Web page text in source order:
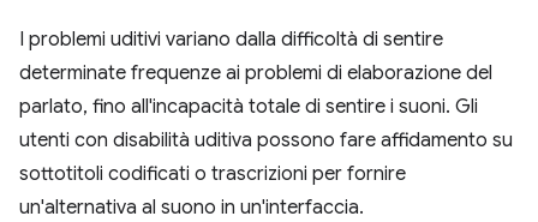
I problemi uditivi variano dalla difficoltà di sentire
determinate frequenze ai problemi di elaborazione del
parlato, fino all'incapacità totale di sentire i suoni. Gli
utenti con disabilità uditiva possono fare affidamento su
sottotitoli codificati o trascrizioni per fornire
un'alternativa al suono in un'interfaccia.